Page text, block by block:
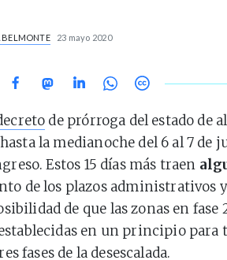
BELMONTE 23 mayo 2020
de prórroga del estado de
la medianoche del 6 al 7 de
Estos 15 días más traen
de los plazos administrativos
de que las zonas en fase
en un principio para
fases de la desescalada.